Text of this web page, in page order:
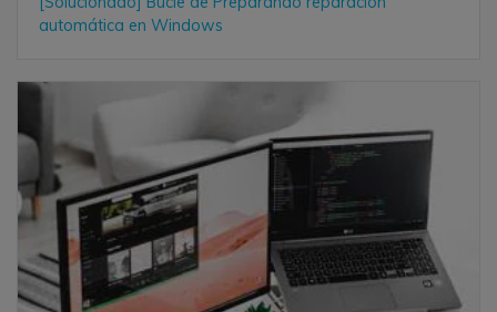
automática en Windows